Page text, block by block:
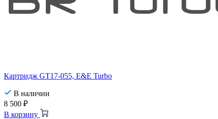
Картридж GT17-055, E&E Turbo
В наличии
8 500 ₽
В корзину